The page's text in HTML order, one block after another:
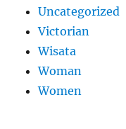
Uncategorized
Victorian
Wisata
Woman
Women